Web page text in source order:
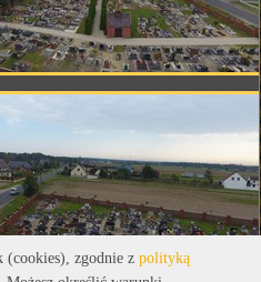
(cookies), zgodnie z polityką